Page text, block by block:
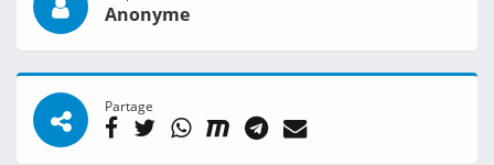
Anonyme
Partage